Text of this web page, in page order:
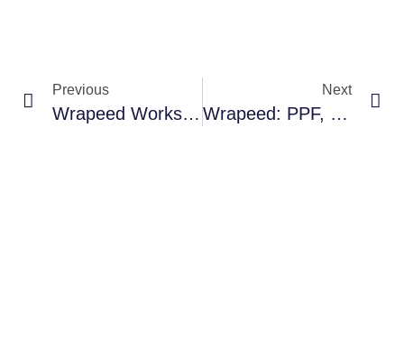
Previous
Wrapeed Workshop: Jasa Pasang PPF Terpercaya Di Alam Sutera
Next
Wrapeed: PPF, Coating, Detailing, Wrapping & Cutting Sticker